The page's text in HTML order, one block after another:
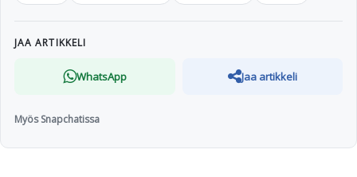
JAA ARTIKKELI
WhatsApp Jaa artikkeli
Myös Snapchatissa